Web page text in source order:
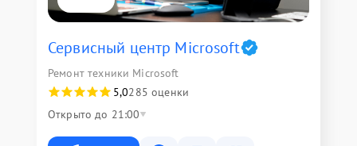
Сервисный центр Microsoft
Ремонт техники Microsoft
5,0285 оценки
Открыто до 21:00